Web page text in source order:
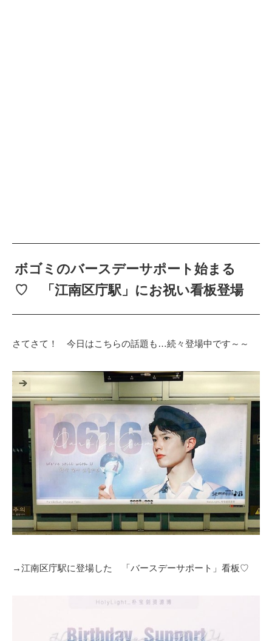
ボゴミのバースデーサポート始まる
♡ 「江南区庁駅」にお祝い看板登場
さてさて！ 今日はこちらの話題も…続々登場中です～～
→江南区庁駅に登場した 「バースデーサポート」看板♡